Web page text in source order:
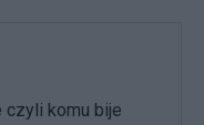
czyli komu bije